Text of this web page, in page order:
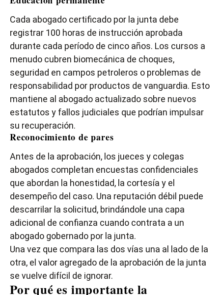
Cada abogado certificado por la junta debe
registrar 100 horas de instrucción aprobada
durante cada período de cinco años. Los cursos a
menudo cubren biomecánica de choques,
seguridad en campos petroleros o problemas de
responsabilidad por productos de vanguardia. Esto
mantiene al abogado actualizado sobre nuevos
estatutos y fallos judiciales que podrían impulsar
su recuperación.
Reconocimiento de pares
Antes de la aprobación, los jueces y colegas
abogados completan encuestas confidenciales
que abordan la honestidad, la cortesía y el
desempeño del caso. Una reputación débil puede
descarrilar la solicitud, brindándole una capa
adicional de confianza cuando contrata a un
abogado gobernado por la junta.
Una vez que compara las dos vías una al lado de la
otra, el valor agregado de la aprobación de la junta
se vuelve difícil de ignorar.
Por qué es importante la